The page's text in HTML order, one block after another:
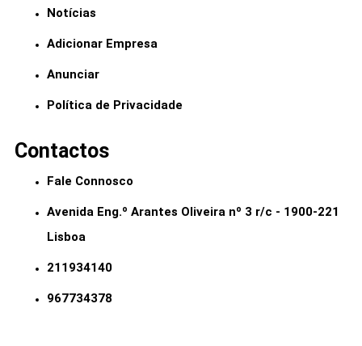
Notícias
Adicionar Empresa
Anunciar
Política de Privacidade
Contactos
Fale Connosco
Avenida Eng.º Arantes Oliveira nº 3 r/c - 1900-221
Lisboa
211934140
967734378